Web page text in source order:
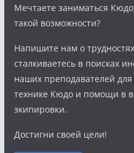
Мечтаете заниматься
такой возможности?
Напишите нам о
сталкиваетесь в поисках
наших преподавателей
технике Кюдо и помощи в
экипировки.
Достигни своей цели!